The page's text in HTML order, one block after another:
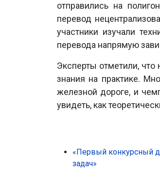
отправились на
перевод
участники изучали
перевода напрямую
Эксперты отметили,
знания на практике.
железной дороге, и
увидеть, как
«Первый конкурсный
задач»